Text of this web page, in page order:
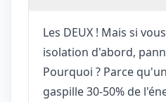
Les DEUX ! Mais si
isolation d'abord,
Pourquoi ? Parce
gaspille 30-50% de